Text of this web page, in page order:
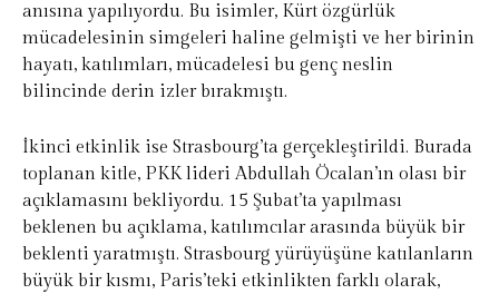
anısına yapılıyordu. Bu isimler, Kürt özgürlük
mücadelesinin simgeleri haline gelmişti ve her birinin
hayatı, katılımları, mücadelesi bu genç neslin
bilincinde derin izler bırakmıştı.
İkinci etkinlik ise Strasbourg’ta gerçekleştirildi. Burada
toplanan kitle, PKK lideri Abdullah Öcalan’ın olası bir
açıklamasını bekliyordu. 15 Şubat’ta yapılması
beklenen bu açıklama, katılımcılar arasında büyük bir
beklenti yaratmıştı. Strasbourg yürüyüşüne katılanların
büyük bir kısmı, Paris’teki etkinlikten farklı olarak,